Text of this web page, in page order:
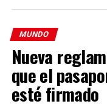
A diferencia de lo que
latinoamericanos, la
turistas que viaja a
81,5% de los adultos
y el 67,5 ya tiene las
MUNDO
Nueva
que el
esté firmado